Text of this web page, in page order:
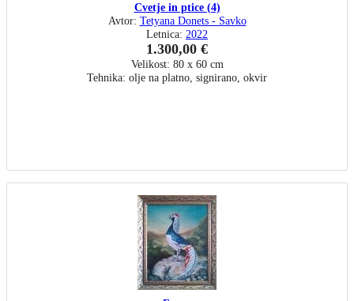
Cvetje in ptice (4)
Avtor: Tetyana Donets - Savko
Letnica: 2022
1.300,00 €
Velikost: 80 x 60 cm
Tehnika: olje na platno, signirano, okvir